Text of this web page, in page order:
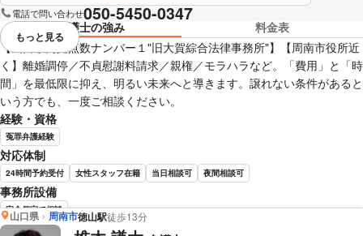
電話で問い合わせ050-5450-0347
弁護士の強み
料金表
【山口県内拠点数ナンバー１"旧大賀綜合法律事務所"】【周南市役所近
く】離婚調停／不貞慰謝料請求／親権／モラハラなど。「費用」と「時
間」を最低限に抑え、明るい未来へと導きます。譲れない条件があると
いう方でも、一度ご相談ください。
経験・資格
冤罪弁護経験
対応体制
24時間予約受付 女性スタッフ在籍 当日相談可 夜間相談可
事務所設備
完全個室で相談
視覚的に省略されている要素を
もっと見る
山口県 周南市徳山駅徒歩13分